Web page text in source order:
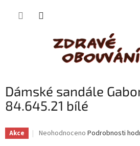
Dámské sandále
84.645.21 bílé
Akce
Průměrné
Neohodnoceno Podrobnosti